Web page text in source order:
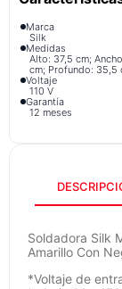
Marca
Silk
Medidas
Alto: 37,5 cm;
cm; Profundo: 35,5
Voltaje
110 V
Garantía
12 meses
Soldadora Silk
Amarillo Con
*Voltaje de